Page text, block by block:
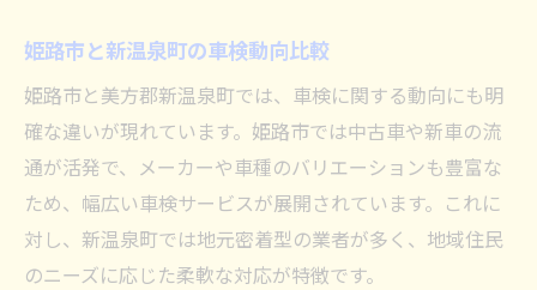
姫路市と新温泉町の車検動向比較
姫路市と美方郡新温泉町では、車検に関する動向にも明
確な違いが現れています。姫路市では中古車や新車の流
通が活発で、メーカーや車種のバリエーションも豊富な
ため、幅広い車検サービスが展開されています。これに
対し、新温泉町では地元密着型の業者が多く、地域住民
のニーズに応じた柔軟な対応が特徴です。